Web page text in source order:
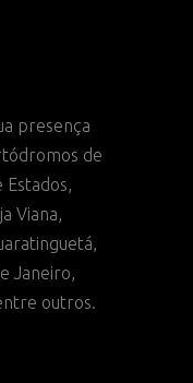
presença
de
Estados,
Viana,
Janeiro,
outros.